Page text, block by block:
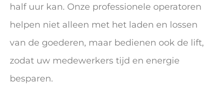
half uur kan. Onze professionele operatoren
helpen niet alleen met het laden en lossen
van de goederen, maar bedienen ook de lift,
zodat uw medewerkers tijd en energie
besparen.